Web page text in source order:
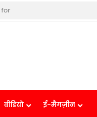
वीडियो ई-मैगज़ीन